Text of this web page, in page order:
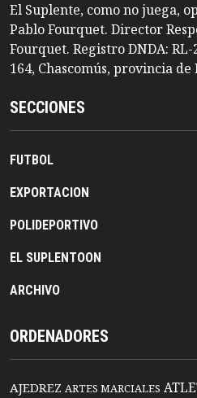
El Suplente, como no juega,
Pablo Fourquet. Director
Fourquet. Registro DNDA:
164, Chascomús, provincia de
SECCIONES
FUTBOL
EXPORTACION
POLIDEPORTIVO
EL SUPLENTOON
ARCHIVO
ORDENADORES
AJEDREZ ARTES MARCIALES